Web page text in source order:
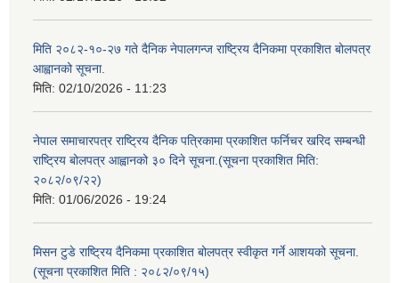
मिति २०८२-१०-२७ गते दैनिक नेपालगन्ज राष्ट्रिय दैनिकमा प्रकाशित बोलपत्र
आह्वानको सूचना.
मिति: 02/10/2026 - 11:23
नेपाल समाचारपत्र राष्ट्रिय दैनिक पत्रिकामा प्रकाशित फर्निचर खरिद सम्बन्धी
राष्ट्रिय बोलपत्र आह्वानको ३० दिने सूचना.(सूचना प्रकाशित मिति:
२०८२/०९/२२)
मिति: 01/06/2026 - 19:24
मिसन टुडे राष्ट्रिय दैनिकमा प्रकाशित बोलपत्र स्वीकृत गर्ने आशयको सूचना.
(सूचना प्रकाशित मिति : २०८२/०९/१५)